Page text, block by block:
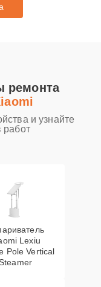
ремонта
и узнайте
работ
Lexiu
Pole Vertical
Steamer